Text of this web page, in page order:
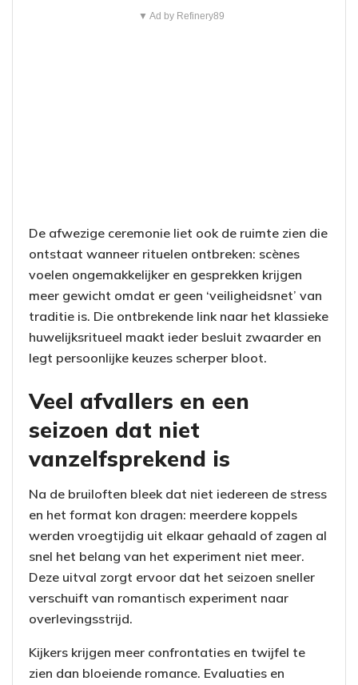
▼ Ad by Refinery89
De afwezige ceremonie liet ook de ruimte zien die
ontstaat wanneer rituelen ontbreken: scènes
voelen ongemakkelijker en gesprekken krijgen
meer gewicht omdat er geen ‘veiligheidsnet’ van
traditie is. Die ontbrekende link naar het klassieke
huwelijksritueel maakt ieder besluit zwaarder en
legt persoonlijke keuzes scherper bloot.
Veel afvallers en een
seizoen dat niet
vanzelfsprekend is
Na de bruiloften bleek dat niet iedereen de stress
en het format kon dragen: meerdere koppels
werden vroegtijdig uit elkaar gehaald of zagen al
snel het belang van het experiment niet meer.
Deze uitval zorgt ervoor dat het seizoen sneller
verschuift van romantisch experiment naar
overlevingsstrijd.
Kijkers krijgen meer confrontaties en twijfel te
zien dan bloeiende romance. Evaluaties en